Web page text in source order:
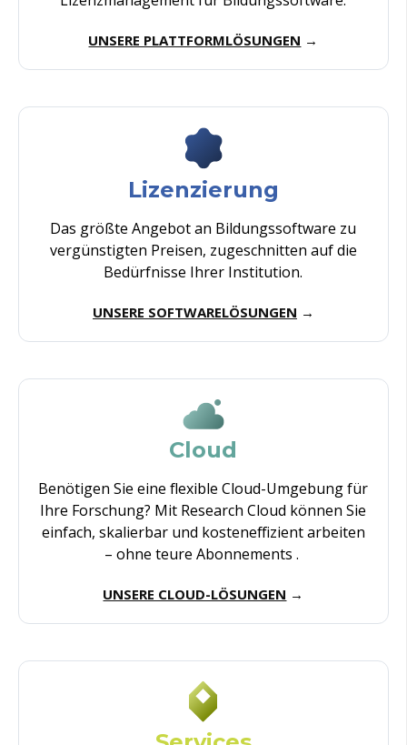
UNSERE PLATTFORMLÖSUNGEN →
Lizenzierung
Das größte Angebot an Bildungssoftware zu
vergünstigten Preisen, zugeschnitten auf die
Bedürfnisse Ihrer Institution.
UNSERE SOFTWARELÖSUNGEN →
Cloud
Benötigen Sieeine flexible Cloud-Umgebungfür
Ihre Forschung? Mit Research Cloud können Sie
einfach, skalierbarund kosteneffizientarbeiten
– ohne teure Abonnements .
UNSERE CLOUD-LÖSUNGEN →